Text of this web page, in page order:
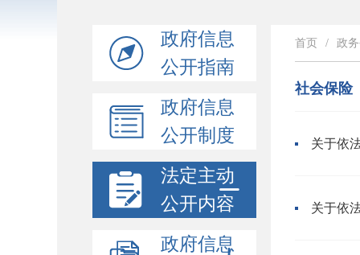
政府信息
公开指南
政府信息
公开制度
法定主动
公开内容
政府信息
首页 / 政
社会保险